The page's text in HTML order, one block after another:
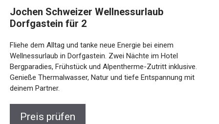
Jochen Schweizer Wellnessurlaub
Dorfgastein für 2
Fliehe dem Alltag und tanke neue Energie bei einem
Wellnessurlaub in Dorfgastein. Zwei Nächte im Hotel
Bergparadies, Frühstück und Alpentherme-Zutritt inklusive.
Genieße Thermalwasser, Natur und tiefe Entspannung mit
deinem Partner.
Preis prüfen